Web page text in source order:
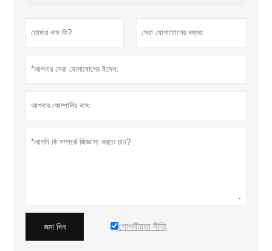
জমা দিন গোপনীয়তা নীতি